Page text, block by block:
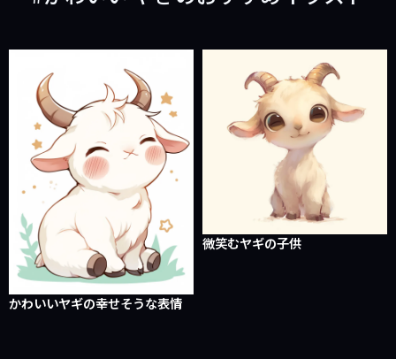
かわいいヤギの幸せそうな表情
微笑むヤギの子供